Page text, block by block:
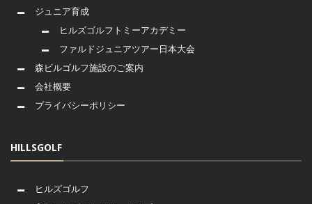
ジュニア育成
ヒルズゴルフトミーアカデミー
ファルドジュニアツアー日本大会
森ビルゴルフ施設のご案内
会社概要
プライバシーポリシー
HILLSGOLF
ヒルズゴルフ